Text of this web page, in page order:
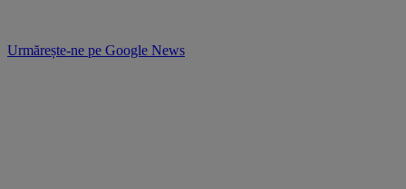
Urmărește-ne pe Google News